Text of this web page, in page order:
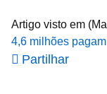
Artigo visto em
4,6 milhões
Partilhar